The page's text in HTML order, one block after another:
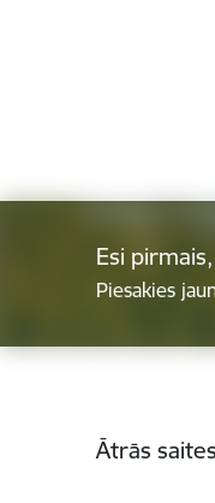
Esi
Piesakies
Ātrās saites